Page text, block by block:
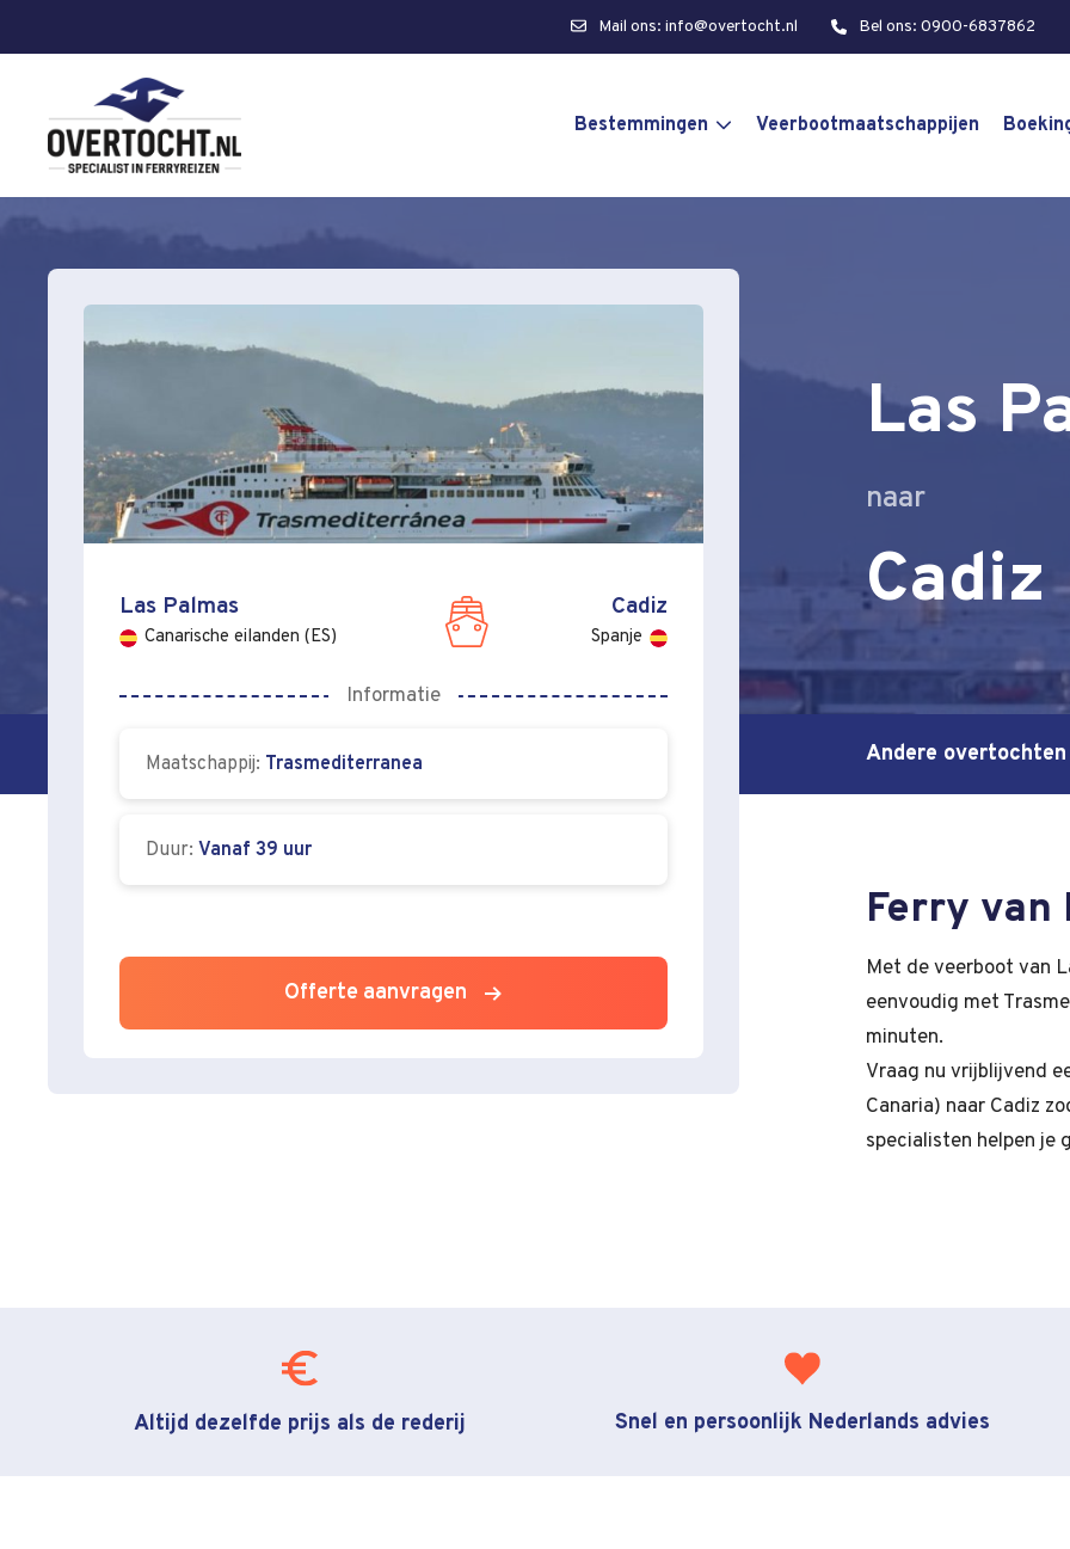
Mail ons: info@overtocht.nl Bel ons: 0900-6837862
Bestemmingen Veerbootmaatschappijen
Las
Cadiz
Andere overtochten
Las Palmas
Canarische eilanden (ES)
Cadiz
Spanje
Informatie
Maatschappij: Trasmediterranea
Duur: Vanaf 39 uur
Offerte aanvragen
Ferry van
Met de veerboot van
eenvoudig met
minuten.
Vraag nu vrijblijvend
Canaria) naar Cadiz
specialisten helpen je
Altijd dezelfde prijs als de rederij Snel en persoonlijk Nederlands advies